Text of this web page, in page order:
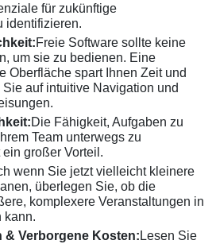
für zukünftige
identifizieren.
Freie Software sollte keine
um sie zu bedienen. Eine
Oberfläche spart Ihnen Zeit und
Sie auf intuitive Navigation und
Die Fähigkeit, Aufgaben zu
Team unterwegs zu
großer Vorteil.
wenn Sie jetzt vielleicht kleinere
überlegen Sie, ob die
komplexere Veranstaltungen in
kann.
& Verborgene Kosten: Lesen Sie